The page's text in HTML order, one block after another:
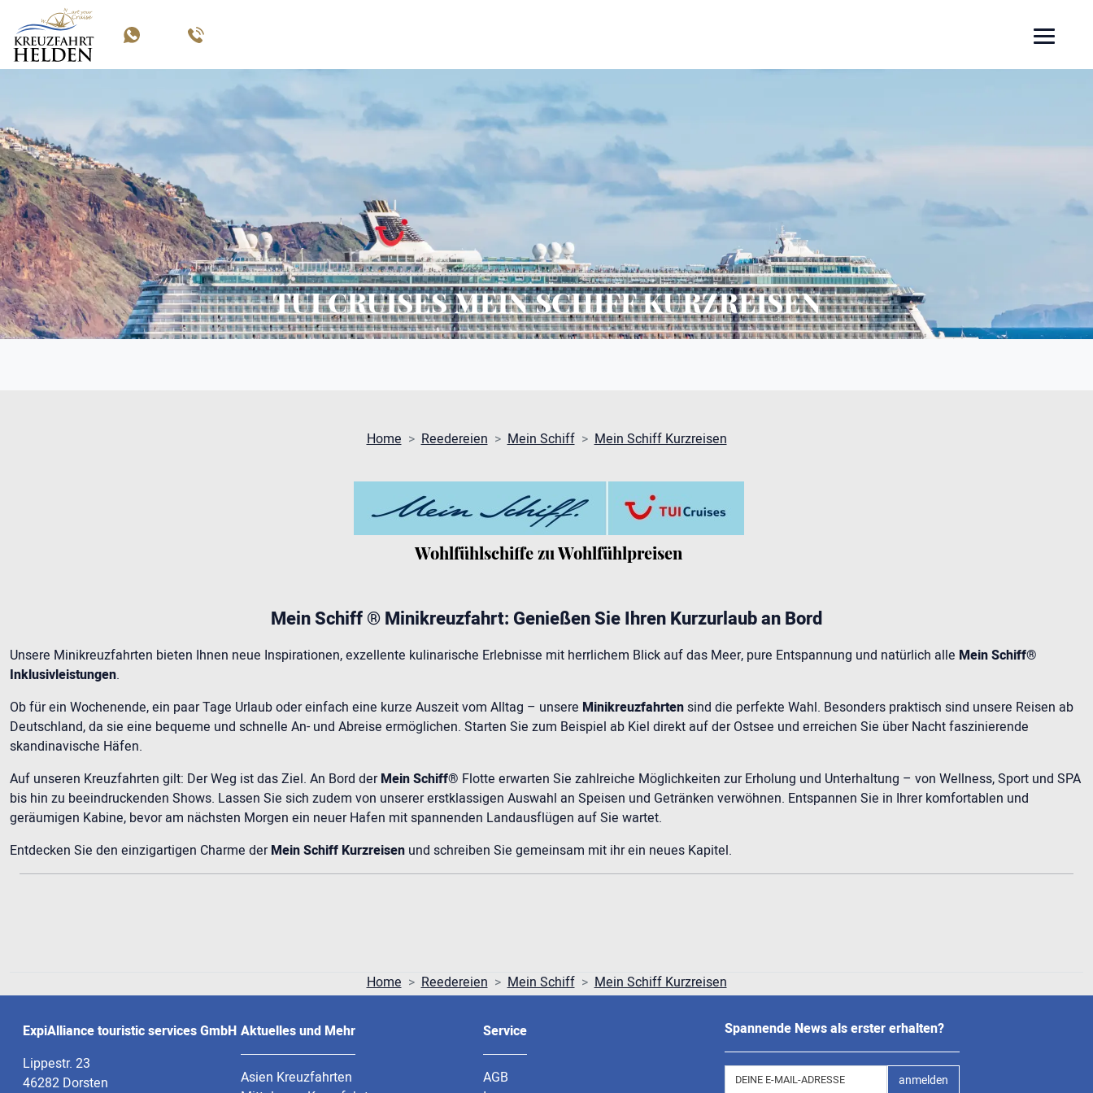
TUI CRUISES MEIN SCHIFF KURZREISEN
Home Reedereien Mein Schiff Mein Schiff Kurzreisen
Wohlfühlschiffe zu Wohlfühlpreisen
Mein Schiff ® Minikreuzfahrt: Genießen Sie Ihren Kurzurlaub an Bord
Unsere Minikreuzfahrten bieten Ihnen neue Inspirationen, exzellente kulinarische Erlebnisse mit herrlichem Blick auf das Meer, pure Entspannung und natürlich alle Mein Schiff®
Inklusivleistungen.
Ob für ein Wochenende, ein paar Tage Urlaub oder einfach eine kurze Auszeit vom Alltag – unsere Minikreuzfahrtensind die perfekte Wahl. Besonders praktisch sind unsere Reisen ab
Deutschland, da sie eine bequeme und schnelle An- und Abreise ermöglichen. Starten Sie zum Beispiel ab Kiel direkt auf der Ostsee und erreichen Sie über Nacht faszinierende
skandinavische Häfen.
Auf unseren Kreuzfahrten gilt: Der Weg ist das Ziel. An Bord derMein Schiff® Flotte erwarten Sie zahlreiche Möglichkeiten zur Erholung und Unterhaltung – von Wellness, Sport und SPA
bis hin zu beeindruckenden Shows. Lassen Sie sich zudem von unserer erstklassigen Auswahl an Speisen und Getränken verwöhnen. Entspannen Sie in Ihrer komfortablen und
geräumigen Kabine, bevor am nächsten Morgen ein neuer Hafen mit spannenden Landausflügen auf Sie wartet.
Entdecken Sie den einzigartigen Charme derMein Schiff Kurzreisen und schreiben Sie gemeinsam mit ihr ein neues Kapitel.
Home Reedereien Mein Schiff Mein Schiff Kurzreisen
ExpiAlliance touristic services GmbH
Lippestr. 23
46282 Dorsten
Aktuelles und Mehr
Asien Kreuzfahrten
Service
AGB
Spannende News als erster erhalten?
anmelden